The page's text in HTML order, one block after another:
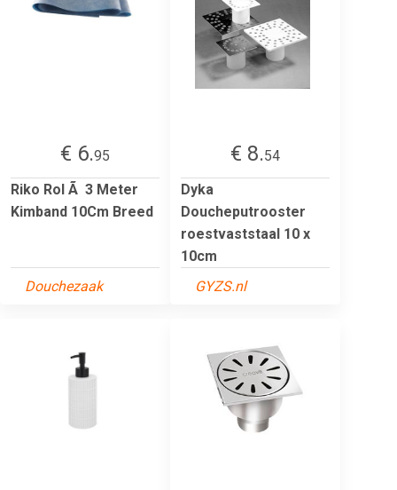
€ 6.95
Riko Rol Ã 3 Meter
Kimband 10Cm Breed
Douchezaak
€ 8.54
Dyka
Doucheputrooster
roestvaststaal 10 x
10cm
GYZS.nl